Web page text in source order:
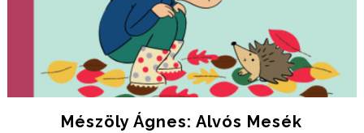
Mészöly Ágnes: Alvós Mesék